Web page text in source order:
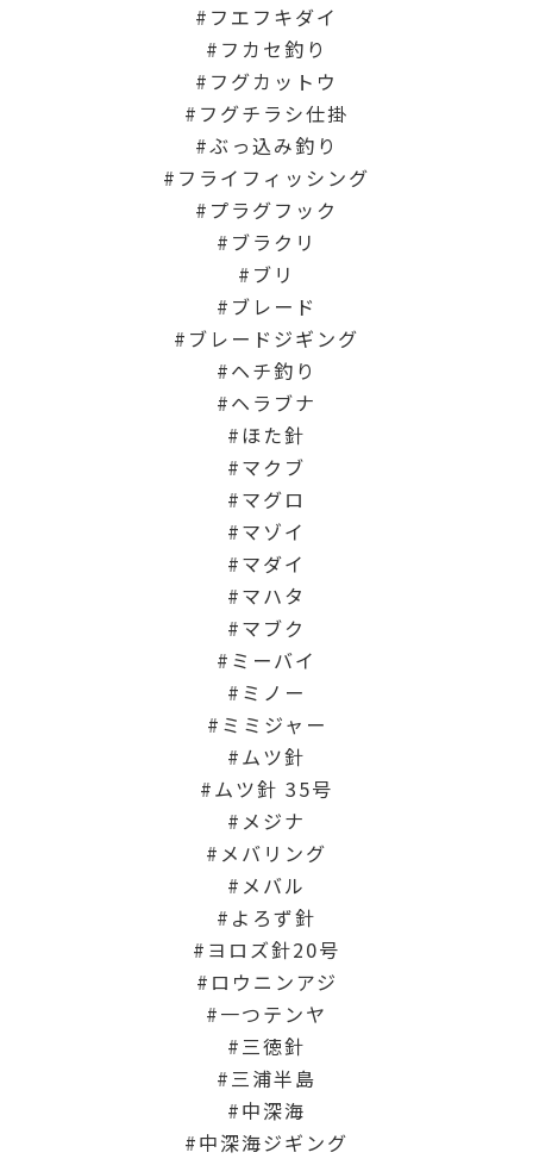
フエフキダイ
フカセ釣り
フグカットウ
フグチラシ仕掛
ぶっ込み釣り
フライフィッシング
プラグフック
ブラクリ
ブリ
ブレード
ブレードジギング
ヘチ釣り
ヘラブナ
ほた針
マクブ
マグロ
マゾイ
マダイ
マハタ
マブク
ミーバイ
ミノー
ミミジャー
ムツ針
ムツ針 35号
メジナ
メバリング
メバル
よろず針
ヨロズ針20号
ロウニンアジ
一つテンヤ
三徳針
三浦半島
中深海
中深海ジギング